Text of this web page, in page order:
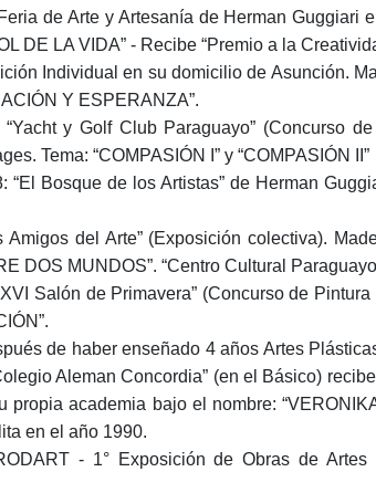
de Arte y Artesanía de Herman Guggiari
DE LA VIDA” - Recibe “Premio a la
Individual en su domicilio de Asunción.
Y ESPERANZA”.
y Golf Club Paraguayo” (Concurso
Tema: “COMPASIÓN I” y “COMPASIÓN II”
“El Bosque de los Artistas” de Herman
Amigos del Arte” (Exposición colectiva).
DOS MUNDOS”. “Centro Cultural
Salón de Primavera” (Concurso de
de haber enseñado 4 años Artes
Aleman Concordia” (en el Básico)
propia academia bajo el nombre:
en el año 1990.
- 1° Exposición de Obras de